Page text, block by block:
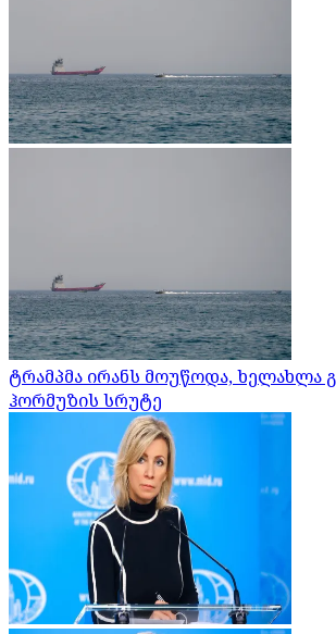
ტრამპმა ირანს მოუწოდა, ხელახლა
ჰორმუზის სრუტე